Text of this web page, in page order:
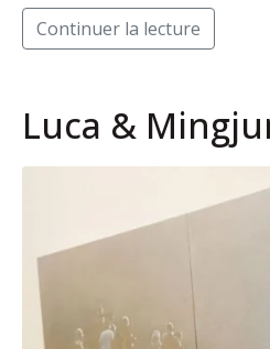
Continuer la lecture
Luca &